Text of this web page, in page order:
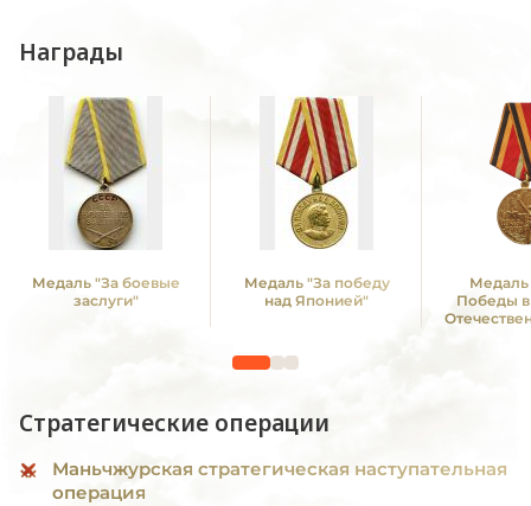
Награды
Медаль "За боевые
заслуги"
Медаль "За победу
над Японией"
Медаль
Победы
Стратегические операции
Маньчжурская стратегическая наступательная
операция